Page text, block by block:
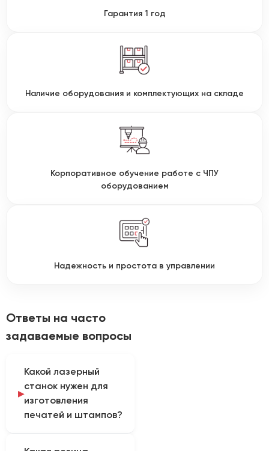
Гарантия 1 год
Наличие оборудования и комплектующих на складе
Корпоративное обучение работе с ЧПУ
оборудованием
Надежность и простота в управлении
Ответы на часто
задаваемые вопросы
Какой лазерный
станок нужен для
изготовления
печатей и штампов?